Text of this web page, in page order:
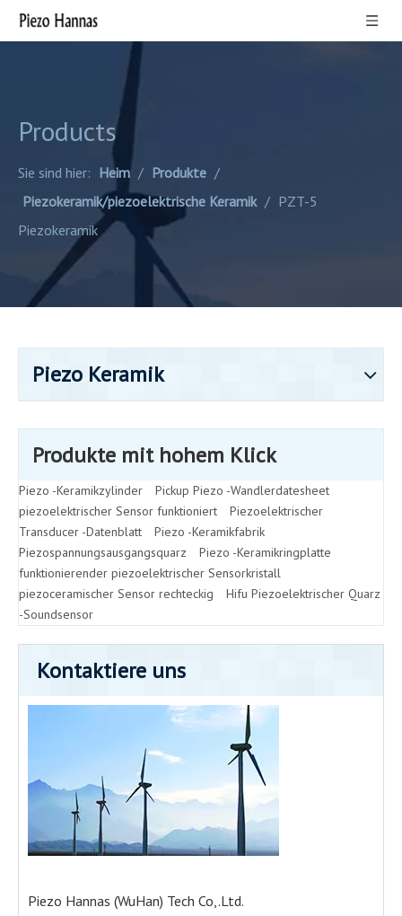
Products
Sie sind hier: Heim / Produkte /
Piezokeramik/piezoelektrische Keramik / PZT-5
Piezokeramik
Piezo Keramik
Produkte mit hohem Klick
Piezo -Keramikzylinder
Pickup Piezo -Wandlerdatesheet
piezoelektrischer Sensor funktioniert
Piezoelektrischer
Transducer -Datenblatt
Piezo -Keramikfabrik
Piezospannungsausgangsquarz
Piezo -Keramikringplatte
funktionierender piezoelektrischer Sensorkristall
piezoceramischer Sensor rechteckig
Hifu Piezoelektrischer Quarz
-Soundsensor
Kontaktiere uns
Piezo Hannas (WuHan) Tech Co,.Ltd.